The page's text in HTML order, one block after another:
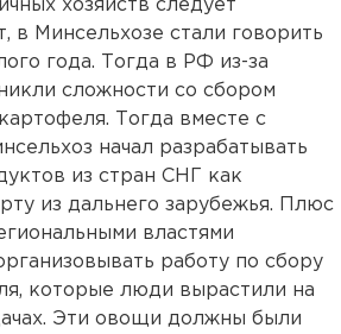
хозяйств следует
в Минсельхозе стали говорить
года. Тогда в РФ из-за
сложности со сбором
Тогда вместе с
начал разрабатывать
из стран СНГ как
из дальнего зарубежья. Плюс
властями
работу по сбору
которые люди вырастили на
Эти овощи должны были